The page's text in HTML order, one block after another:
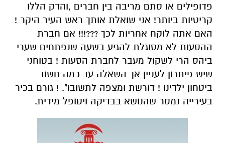
פדופילים או סתם מריבה בין חברים ,והדק הללו
קריטיות ביותר! אני שואלת אותך ראש העיר היקר !
האם אתה לוקח אחריות לכך ???!!! אם חברת
ההסעות לא מסוגלת להגיע בשעה שנפתחים שערי
ביהס הרי לשקול מעבר לחברת הסעות ! בטוחני
שיש פיתרון לעניין אך השאלה עד כמה חשוב
ביטחון ילדינו ! דורשת ומצפה לתשובו". ! גורם בכיר
בעירייה נמסר שהנושא בבדיקה ויטופל מידית.